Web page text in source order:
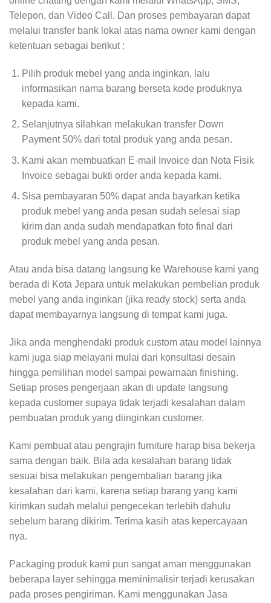
Telepon, dan Video Call. Dan proses pembayaran dapat
melalui transfer bank lokal atas nama owner kami dengan
ketentuan sebagai berikut :
Pilih produk mebel yang anda inginkan, lalu
informasikan nama barang berseta kode produknya
kepada kami.
Selanjutnya silahkan melakukan transfer Down
Payment 50% dari total produk yang anda pesan.
Kami akan membuatkan E-mail Invoice dan Nota Fisik
Invoice sebagai bukti order anda kepada kami.
Sisa pembayaran 50% dapat anda bayarkan ketika
produk mebel yang anda pesan sudah selesai siap
kirim dan anda sudah mendapatkan foto final dari
produk mebel yang anda pesan.
Atau anda bisa datang langsung ke Warehouse kami yang
berada di Kota Jepara untuk melakukan pembelian produk
mebel yang anda inginkan (jika ready stock) serta anda
dapat membayarnya langsung di tempat kami juga.
Jika anda menghendaki produk custom atau model lainnya
kami juga siap melayani mulai dari konsultasi desain
hingga pemilihan model sampai pewarnaan finishing.
Setiap proses pengerjaan akan di update langsung
kepada customer supaya tidak terjadi kesalahan dalam
pembuatan produk yang diinginkan customer.
Kami pembuat atau pengrajin furniture harap bisa bekerja
sama dengan baik. Bila ada kesalahan barang tidak
sesuai bisa melakukan pengembalian barang jika
kesalahan dari kami, karena setiap barang yang kami
kirimkan sudah melalui pengecekan terlebih dahulu
sebelum barang dikirim. Terima kasih atas kepercayaan
nya.
Packaging produk kami pun sangat aman menggunakan
beberapa layer sehingga meminimalisir terjadi kerusakan
pada proses pengiriman. Kami menggunakan Jasa